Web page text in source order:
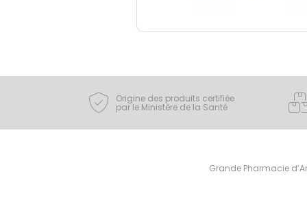
Origine des produits certifiée
par le Ministère de la Santé
Grande Pharmacie